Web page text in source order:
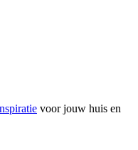
voor jouw huis en